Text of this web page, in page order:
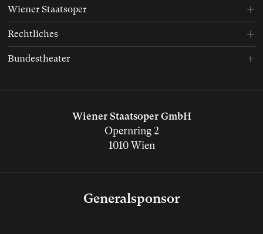
Generalsponsor
Wiener Staatsoper GmbH
Opernring 2
1010 Wien
Wiener Staatsoper
Rechtliches
Bundestheater